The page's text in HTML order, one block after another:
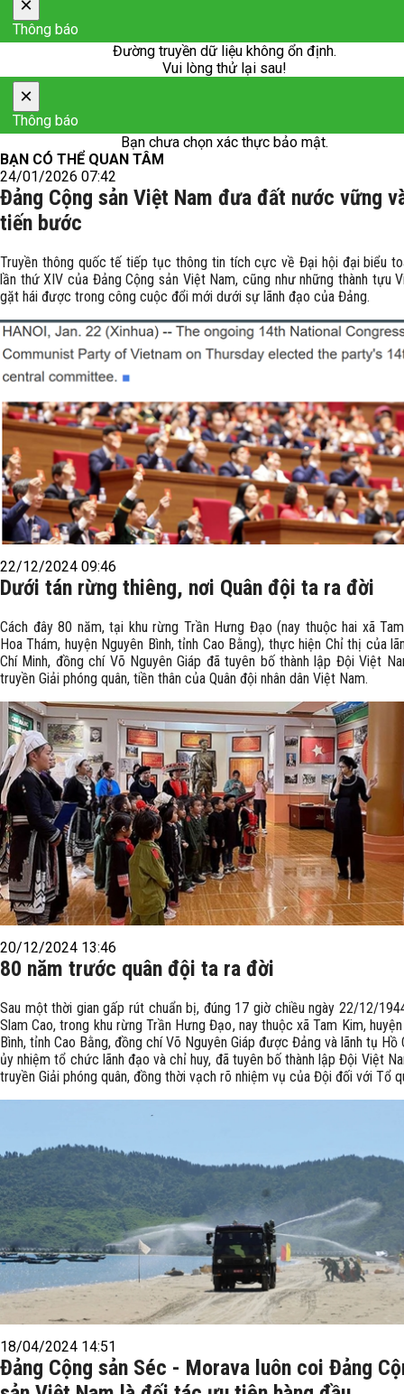
×
Thông báo
Đường truyền dữ liệu không ổn định.
Vui lòng thử lại sau!
×
Thông báo
Bạn chưa chọn xác thực bảo mật.
BẠN CÓ THỂ QUAN TÂM
24/01/2026 07:42
Đảng Cộng sản Việt Nam đưa đất nước vững
tiến bước
Truyền thông quốc tế tiếp tục thông tin tích cực về Đại hội đại biểu
lần thứ XIV của Đảng Cộng sản Việt Nam, cũng như những thành tựu
gặt hái được trong công cuộc đổi mới dưới sự lãnh đạo của Đảng.
22/12/2024 09:46
Dưới tán rừng thiêng, nơi Quân đội ta ra đời
Cách đây 80 năm, tại khu rừng Trần Hưng Đạo (nay thuộc hai xã
Hoa Thám, huyện Nguyên Bình, tỉnh Cao Bằng), thực hiện Chỉ thị của
Chí Minh, đồng chí Võ Nguyên Giáp đã tuyên bố thành lập Đội Việt
truyền Giải phóng quân, tiền thân của Quân đội nhân dân Việt Nam.
20/12/2024 13:46
80 năm trước quân đội ta ra đời
Sau một thời gian gấp rút chuẩn bị, đúng 17 giờ chiều ngày 22/12/
Slam Cao, trong khu rừng Trần Hưng Đạo, nay thuộc xã Tam Kim,
Bình, tỉnh Cao Bằng, đồng chí Võ Nguyên Giáp được Đảng và lãnh tụ Hồ
ủy nhiệm tổ chức lãnh đạo và chỉ huy, đã tuyên bố thành lập Đội Việt
truyền Giải phóng quân, đồng thời vạch rõ nhiệm vụ của Đội đối với Tổ
18/04/2024 14:51
Đảng Cộng sản Séc - Morava luôn coi Đảng